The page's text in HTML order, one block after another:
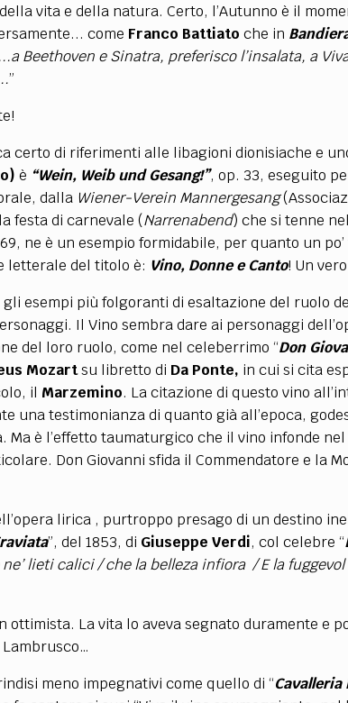
vita e della natura. Certo, l’Autunno è il
come Franco Battiato che in
...a Beethoven e Sinatra, preferisco l’insalata, a
”
certo di riferimenti alle libagioni dionisiache e u
è “Wein, Weib und Gesang!”, op. 33, eseguito
dalla Wiener-Verein Mannergesang
festa di carnevale (Narrenabend) che si tenne
ne è un esempio formidabile, per quanto un
letterale del titolo è: Vino, Donne e Canto! Un
gli esempi più folgoranti di esaltazione del ruolo
Il Vino sembra dare ai personaggi
del loro ruolo, come nel celeberrimo “Don
Mozartsu libretto di Da Ponte, in cui si cita
il Marzemino. La citazione di questo vino
una testimonianza di quanto già all’epoca,
Ma è l’effetto taumaturgico che il vino infonde
Don Giovanni sfida il Commendatore e la
lirica , purtroppo presago di un destino
”, del 1853, di Giuseppe Verdi, col celebre “
lieti calici / che la belleza infiora / E la fuggevol
ottimista. La vita lo aveva segnato duramente e
meno impegnativi come quello di “Cavalleria